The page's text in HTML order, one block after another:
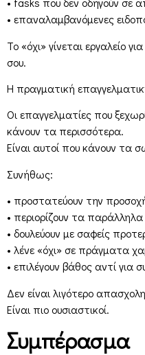
• επαναλαμβανόμενες
Το «όχι» γίνεται εργαλείο
σου.
Η πραγματική
Οι επαγγελματίες που
κάνουν τα περισσότερα.
Είναι αυτοί που κάνουν τα
Συνήθως:
• προστατεύουν την
• περιορίζουν τα
• δουλεύουν με σαφείς
• λένε «όχι» σε πράγματα
• επιλέγουν βάθος αντί για
Δεν είναι λιγότερο
Είναι πιο ουσιαστικοί.
Συμπέρασμα